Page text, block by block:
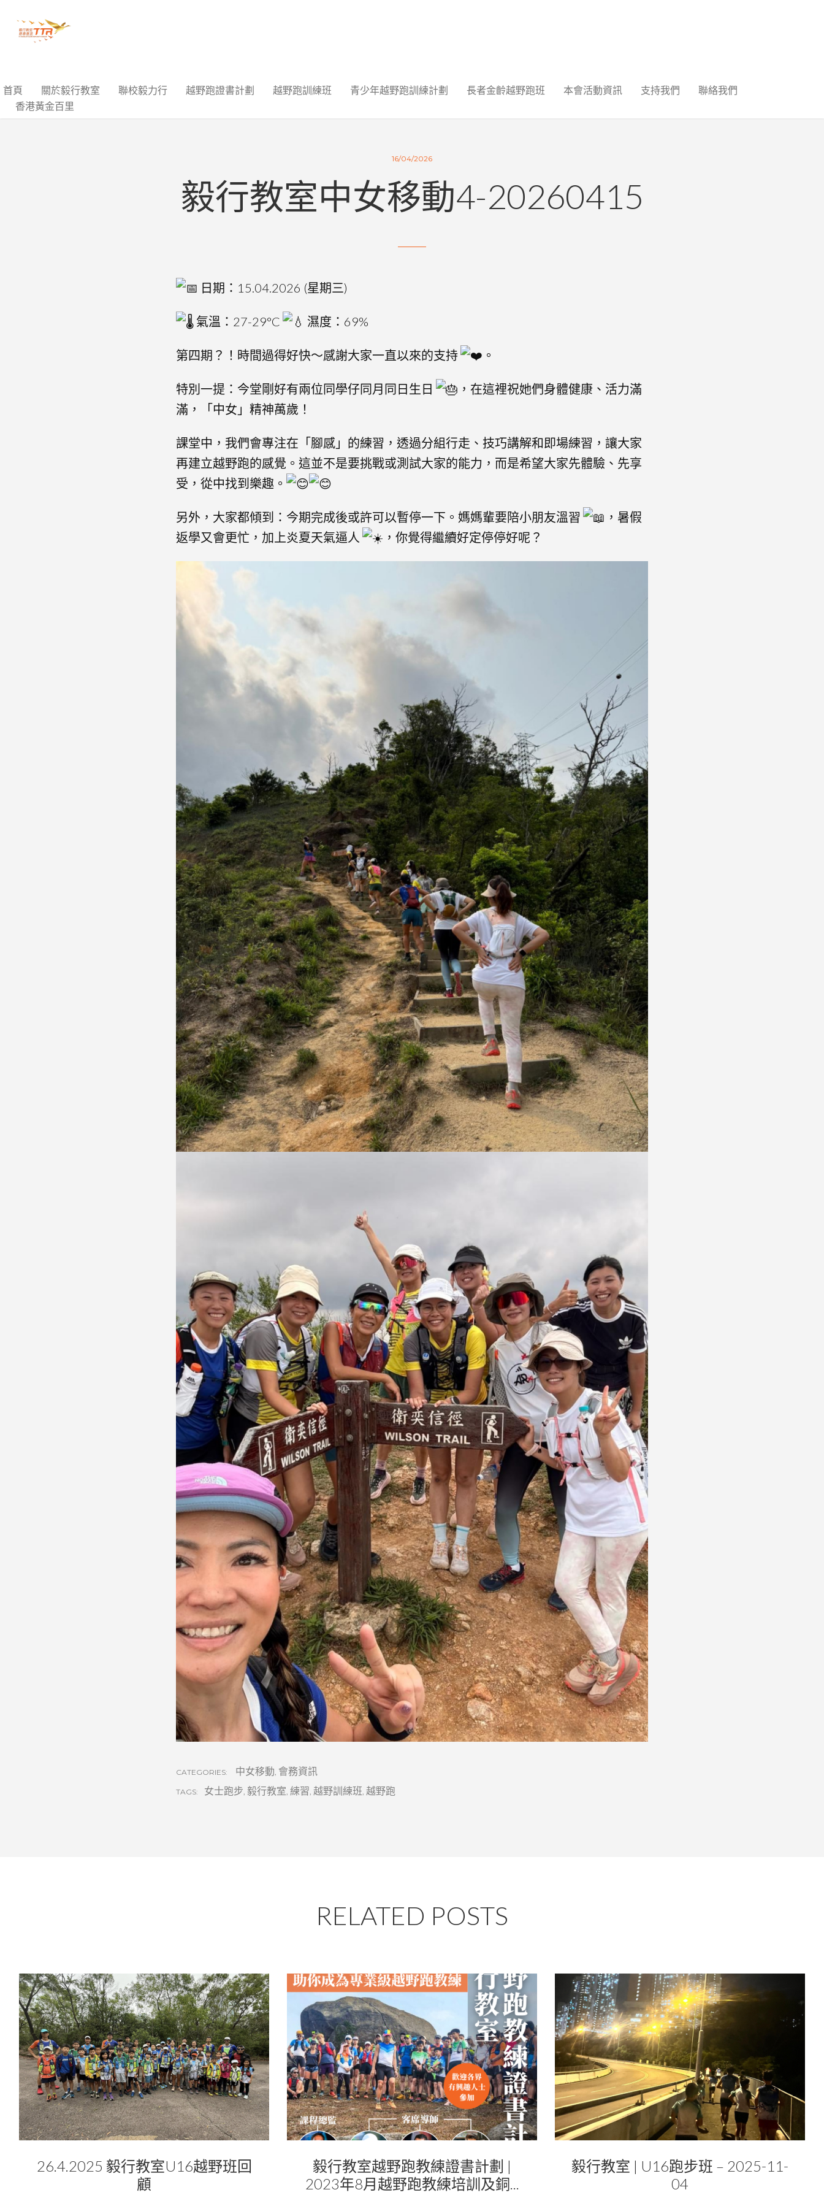
首頁 關於毅行教室 聯校毅力行 越野跑證書計劃 越野跑訓練班 青少年越野跑訓練計劃 長者金齡越野跑班 本會活動資訊 支持我們
聯絡我們
香港黃金百里
16/04/2026
毅行教室中女移動4-20260415
日期：15.04.2026 (星期三)
氣溫：27-29°C 濕度：69%
第四期？！時間過得好快～感謝大家一直以來的支持 。
特別一提：今堂剛好有兩位同學仔同月同日生日
，在這裡祝她們身體健康、活力滿
滿，「中女」精神萬歲！
課堂中，我們會專注在「腳感」的練習，透過分組行走、技巧講解和即場練習，讓大家
再建立越野跑的感覺。這並不是要挑戰或測試大家的能力，而是希望大家先體驗、先享
受，從中找到樂趣。
另外，大家都傾到：今期完成後或許可以暫停一下。媽媽輩要陪小朋友溫習
，暑假
返學又會更忙，加上炎夏天氣逼人
，你覺得繼續好定停停好呢？
CATEGORIES: 中女移動, 會務資訊
TAGS: 女士跑步, 毅行教室, 練習, 越野訓練班, 越野跑
RELATED POSTS
26.4.2025 毅行教室U16越野班回
顧
毅行教室越野跑教練證書計劃 |
2023年8月越野跑教練培訓及銅...
毅行教室 | U16跑步班 – 2025-11-
04